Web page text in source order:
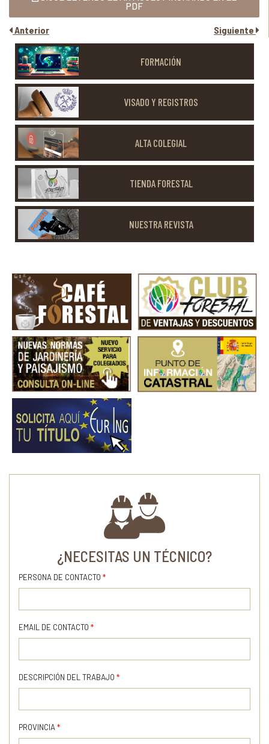
PDF
Anterior Siguiente
FORMACIÓN
VISADO Y REGISTROS
ALTA COLEGIAL
TIENDA FORESTAL
NUESTRA REVISTA
¿NECESITAS UN TÉCNICO?
PERSONA DE CONTACTO *
EMAIL DE CONTACTO *
DESCRIPCIÓN DEL TRABAJO *
PROVINCIA *